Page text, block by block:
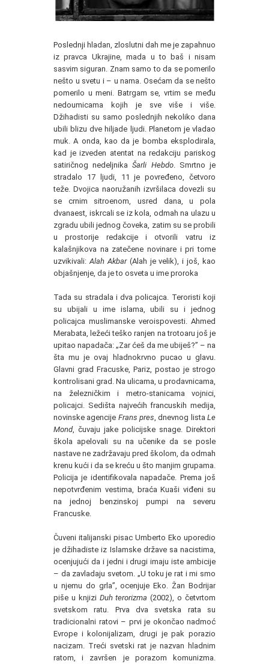
Poslednji hladan, zloslutni dah me je zapahnuo
iz pravca Ukrajine, mada u to baš i nisam
sasvim siguran. Znam samo to da se pomerilo
nešto u svetu i – u nama. Osećam da se nešto
pomerilo u meni. Batrgam se, vrtim se među
nedoumicama kojih je sve više i više.
Džihadisti su samo poslednjih nekoliko dana
ubili blizu dve hiljade ljudi. Planetom je vladao
muk. A onda, kao da je bomba eksplodirala,
kad je izveden atentat na redakciju pariskog
satiričnog nedeljnikaŠarli Hebdo. Smrtno je
stradalo 17 ljudi, 11 je povređeno, četvoro
teže. Dvojica naoružanih izvršilaca dovezli su
se crnim sitroenom, usred dana, u pola
dvanaest, iskrcali se iz kola, odmah na ulazu u
zgradu ubili jednog čoveka, zatim su se probili
u prostorije redakcije i otvorili vatru iz
kalašnjikova na zatečene novinare i pri tome
uzvikivali: Alah Akbar(Alah je velik), i još, kao
objašnjenje, da je to osveta u ime proroka
Tada su stradala i dva policajca. Teroristi koji
su ubijali u ime islama, ubili su i jednog
policajca muslimanske veroispovesti. Ahmed
Merabata, ležeći teško ranjen na trotoaru još je
upitao napadača: „Zar ćeš da me ubiješ?” – na
šta mu je ovaj hladnokrvno pucao u glavu.
Glavni grad Fracuske, Pariz, postao je strogo
kontrolisani grad. Na ulicama, u prodavnicama,
na železničkim i metro-stanicama vojnici,
policajci. Sedišta najvećih francuskih medija,
novinske agencije Frans pres , dnevnog listaLe
Mond, čuvaju jake policijske snage. Direktori
škola apelovali su na učenike da se posle
nastave ne zadržavaju pred školom, da odmah
krenu kući i da se kreću u što manjim grupama.
Policija je identifikovala napadače. Prema još
nepotvrđenim vestima, braća Kuaši viđeni su
na jednoj benzinskoj pumpi na severu
Francuske.
Čuveni italijanski pisac Umberto Eko uporedio
je džihadiste iz Islamske države sa nacistima,
ocenjujući da i jedni i drugi imaju iste ambicije
– da zavladaju svetom. „U toku je rat i mi smo
u njemu do grla”, ocenjuje Eko. Žan Bodrijar
piše u knjizi Duh terorizma (2002), o četvrtom
svetskom ratu. Prva dva svetska rata su
tradicionalni ratovi – prvi je okončao nadmoć
Evrope i kolonijalizam, drugi je pak porazio
nacizam. Treći svetski rat je nazvan hladnim
ratom, i završen je porazom komunizma.